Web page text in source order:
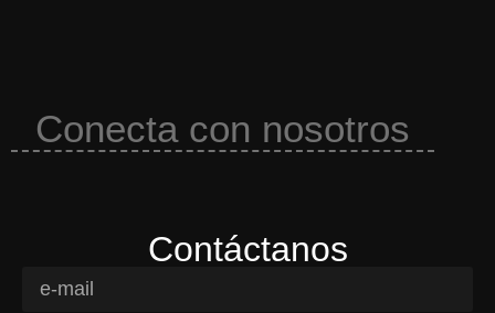
Conecta con nosotros
Contáctanos